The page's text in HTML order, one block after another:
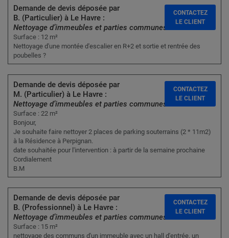
Demande de devis déposée par
B. (Particulier) à Le Havre :
Nettoyage d’immeubles et parties communes
Surface : 12 m²
Nettoyage d'une montée d'escalier en R+2 et sortie et rentrée des
poubelles ?
CONTACTEZ
LE CLIENT
Demande de devis déposée par
M. (Particulier) à Le Havre :
Nettoyage d’immeubles et parties communes
Surface : 22 m²
Bonjour,
Je souhaite faire nettoyer 2 places de parking souterrains (2 * 11m2)
à la Résidence à Perpignan.
date souhaitée pour l'intervention : à partir de la semaine prochaine
Cordialement
B.M
CONTACTEZ
LE CLIENT
Demande de devis déposée par
B. (Professionnel) à Le Havre :
Nettoyage d’immeubles et parties communes
Surface : 15 m²
nettoyage des communs d'un immeuble avec un hall d'entrée, un
CONTACTEZ
LE CLIENT